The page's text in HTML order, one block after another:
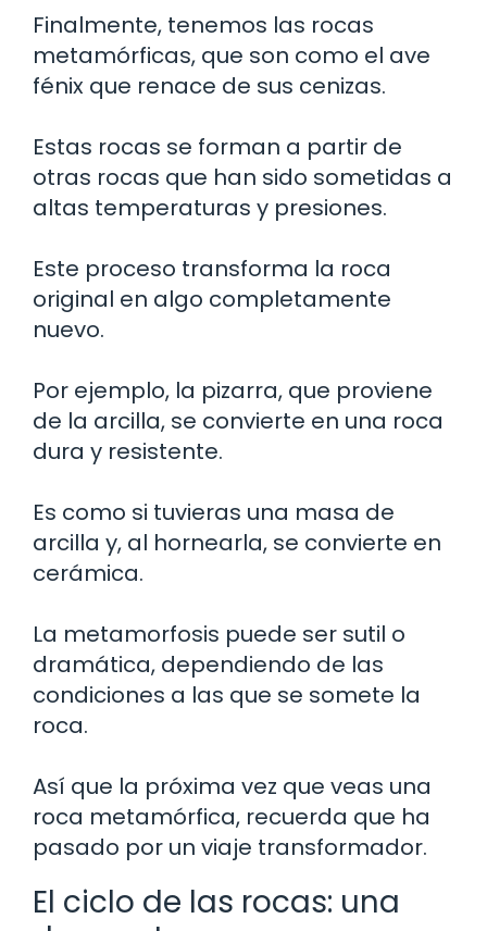
Finalmente, tenemos las rocas
metamórficas, que son como el ave
fénix que renace de sus cenizas.
Estas rocas se forman a partir de
otras rocas que han sido sometidas a
altas temperaturas y presiones.
Este proceso transforma la roca
original en algo completamente
nuevo.
Por ejemplo, la pizarra, que proviene
de la arcilla, se convierte en una roca
dura y resistente.
Es como si tuvieras una masa de
arcilla y, al hornearla, se convierte en
cerámica.
La metamorfosis puede ser sutil o
dramática, dependiendo de las
condiciones a las que se somete la
roca.
Así que la próxima vez que veas una
roca metamórfica, recuerda que ha
pasado por un viaje transformador.
El ciclo de las rocas: una